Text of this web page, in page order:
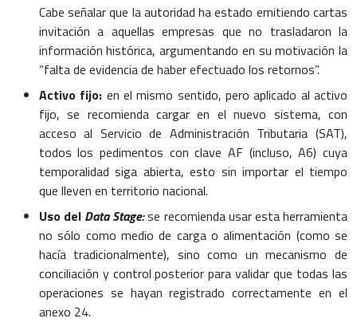
Cabe señalar que la autoridad ha estado emitiendo cartas
invitación a aquellas empresas que no trasladaron la
información histórica, argumentando en su motivación la
“falta de evidencia de haber efectuado los retornos”.
Activo fijo: en el mismo sentido, pero aplicado al activo
fijo, se recomienda cargar en el nuevo sistema, con
acceso al Servicio de Administración Tributaria (SAT),
todos los pedimentos con clave AF (incluso, A6) cuya
temporalidad siga abierta, esto sin importar el tiempo
que lleven en territorio nacional.
Uso del Data Stage:se recomienda usar esta herramienta
no sólo como medio de carga o alimentación (como se
hacía tradicionalmente), sino como un mecanismo de
conciliación y control posterior para validar que todas las
operaciones se hayan registrado correctamente en el
anexo 24.